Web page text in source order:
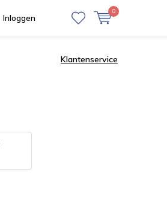
Inloggen
0
Klantenservice